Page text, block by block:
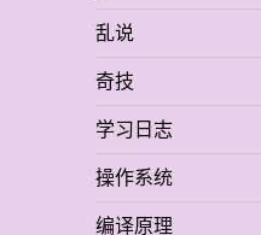
乱说
奇技
学习日志
操作系统
编译原理